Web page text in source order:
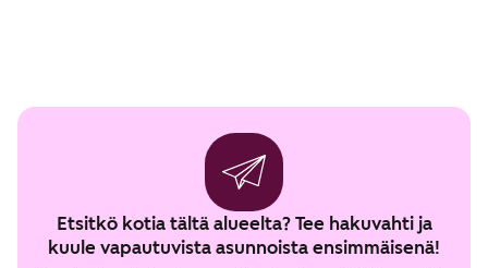
Etsitkö kotia tältä alueelta? Tee hakuvahti ja
kuule vapautuvista asunnoista ensimmäisenä!